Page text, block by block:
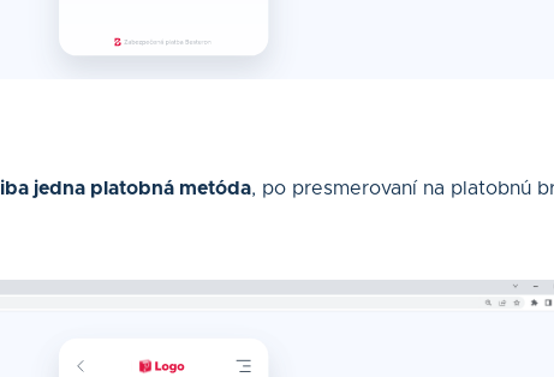
iba jedna platobná metóda, po presmerovaní na platobnú